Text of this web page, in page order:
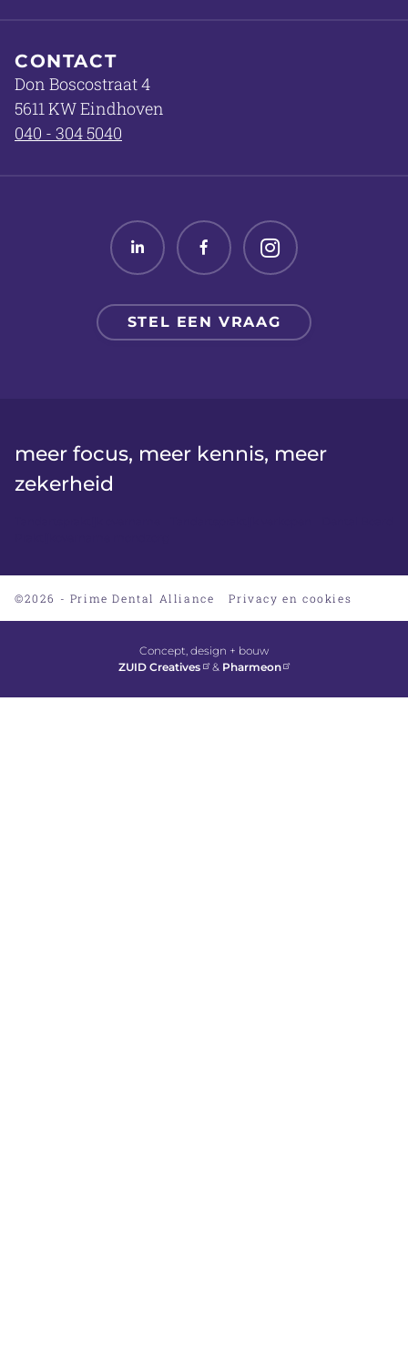
CONTACT
Don Boscostraat 4
5611 KW Eindhoven
040 - 304 5040
Linked inFacebookTwitter
STEL EEN VRAAG
meer focus, meer kennis, meer
zekerheid
©2026 - Prime Dental Alliance Privacy en cookies
Concept, design + bouw
ZUID Creatives
& Pharmeon